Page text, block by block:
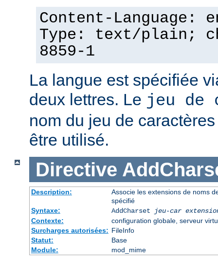
Content-Language:
Type: text/plain;
8859-1
La langue est spécifiée
deux lettres. Le jeu de
nom du jeu de
être utilisé.
Directive
Description:
Associe les extensions de noms
spécifié
Syntaxe:
AddCharset jeu-car
Contexte:
configuration globale, serveur
Surcharges autorisées: FileInfo
Statut:
Base
Module:
mod_mime